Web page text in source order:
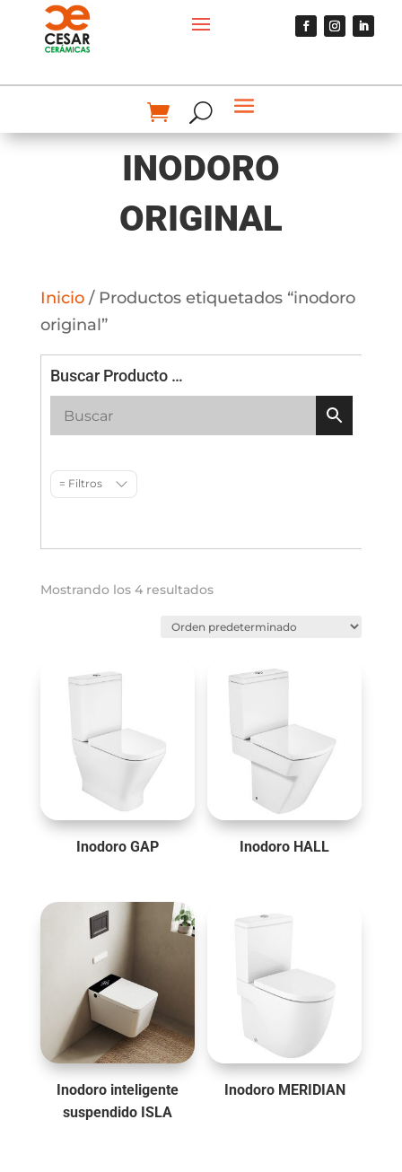
INODORO
ORIGINAL
Inicio/ Productos etiquetados “inodoro
original”
Buscar Producto …
= Filtros
Mostrando los 4 resultados
Inodoro GAP Inodoro HALL
Inodoro inteligente
suspendido ISLA
Inodoro MERIDIAN